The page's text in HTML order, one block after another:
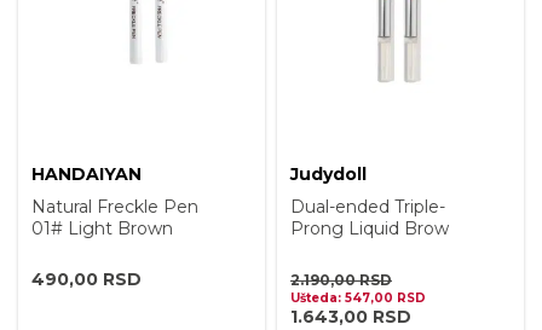
HANDAIYAN
Natural Freckle Pen
01# Light Brown
490,00 RSD
Judydoll
Dual-ended Triple-
Prong Liquid Brow
2.190,00RSD
Ušteda: 547,00 RSD
1.643,00 RSD